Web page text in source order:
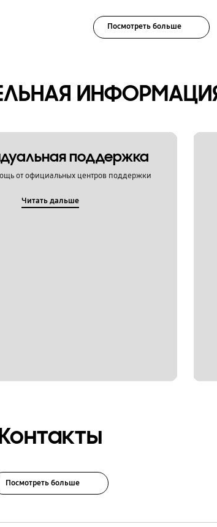
Посмотреть больше
поддержка
от официальных центров поддержки
Читать дальше
Посмотреть больше